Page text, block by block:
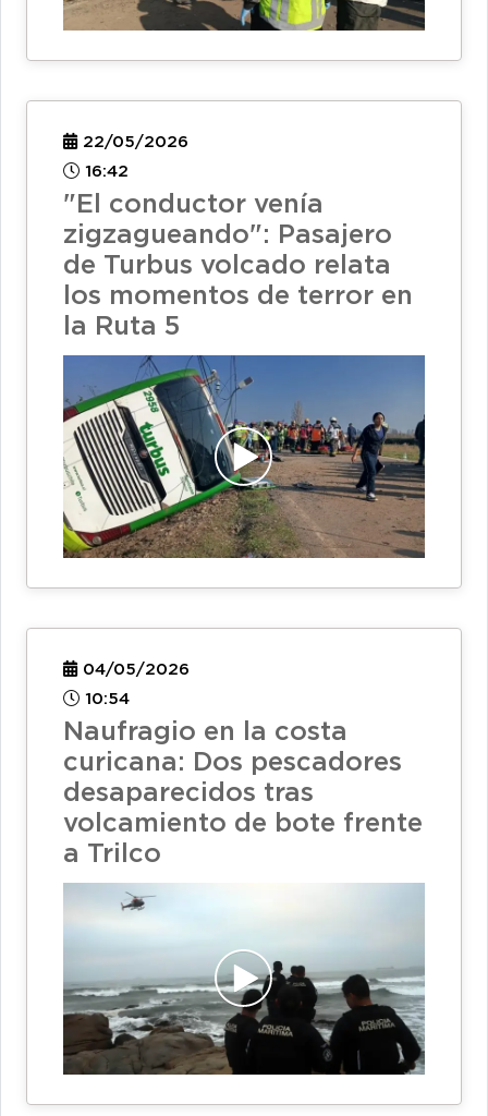
22/05/2026
16:42
"El conductor venía
zigzagueando": Pasajero
de Turbus volcado relata
los momentos de terror en
la Ruta 5
04/05/2026
10:54
Naufragio en la costa
curicana: Dos pescadores
desaparecidos tras
volcamiento de bote frente
a Trilco